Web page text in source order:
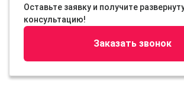
Оставьте заявку и получите
консультацию!
Заказать звонок